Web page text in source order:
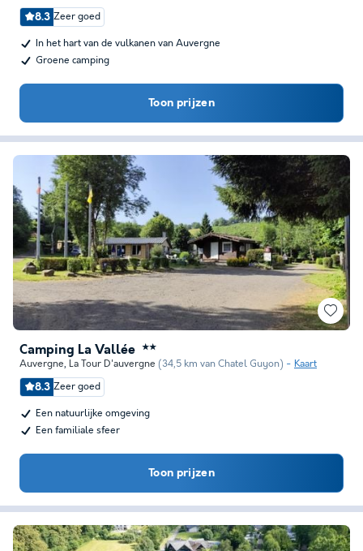
8.3 Zeer goed
In het hart van de vulkanen van Auvergne
Groene camping
Toon prijzen
Camping La Vallée ★★
Auvergne, La Tour D'auvergne (34,5 km van Chatel Guyon) Kaart
8.3 Zeer goed
Een natuurlijke omgeving
Een familiale sfeer
Toon prijzen